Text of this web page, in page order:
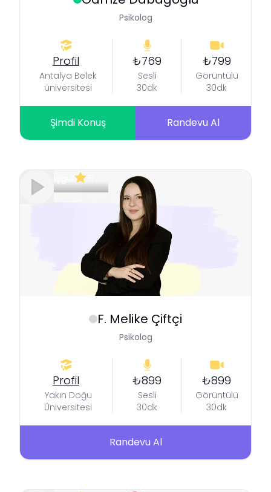
Psikolog
Profil
Antalya Belek
üniversitesi
₺769
Sesli
30dk
₺799
Görüntülü
30dk
Şimdi Konuş Randevu Al
F. Melike Çiftçi
Psikolog
Profil
Yakın Doğu
Üniversitesi
₺899
Sesli
30dk
₺899
Görüntülü
30dk
Randevu Al